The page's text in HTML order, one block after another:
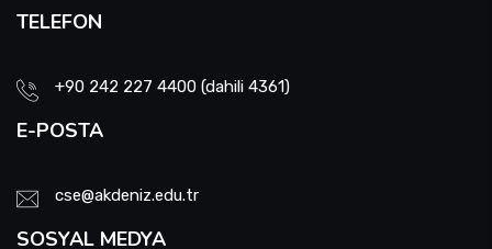
TELEFON
+90 242 227 4400 (dahili 4361)
E-POSTA
cse@akdeniz.edu.tr
SOSYAL MEDYA